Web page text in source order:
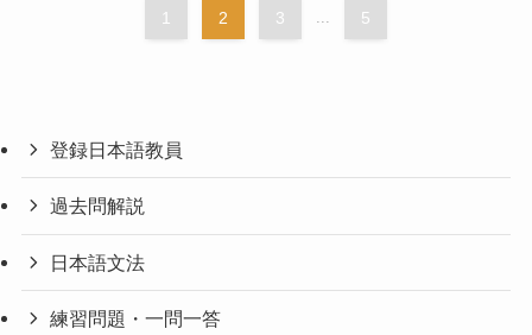
1 2 3 5
登録日本語教員
過去問解説
日本語文法
練習問題・一問一答